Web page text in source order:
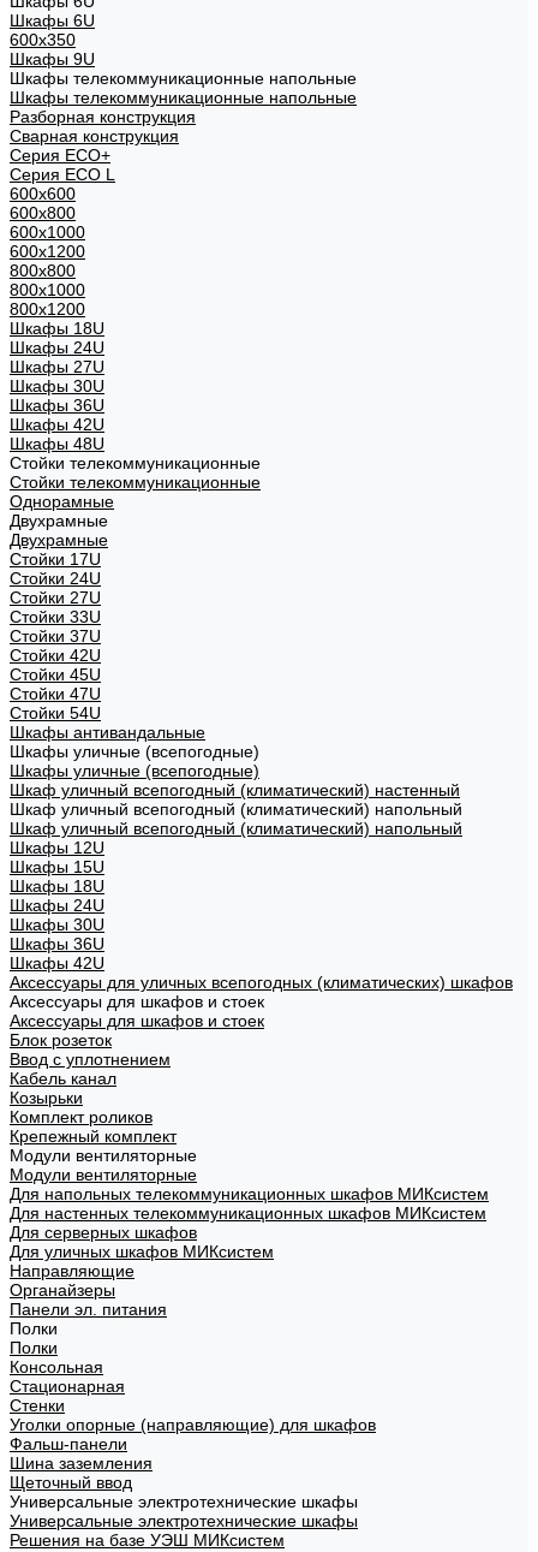
Шкафы 6U
600x350
Шкафы 9U
Шкафы телекоммуникационные напольные
Шкафы телекоммуникационные напольные
Разборная конструкция
Сварная конструкция
Серия ECO+
Серия ECO L
600x600
600x800
600х1000
600х1200
800x800
800х1000
800х1200
Шкафы 18U
Шкафы 24U
Шкафы 27U
Шкафы 30U
Шкафы 36U
Шкафы 42U
Шкафы 48U
Стойки телекоммуникационные
Стойки телекоммуникационные
Однорамные
Двухрамные
Двухрамные
Стойки 17U
Стойки 24U
Стойки 27U
Стойки 33U
Стойки 37U
Стойки 42U
Стойки 45U
Стойки 47U
Стойки 54U
Шкафы антивандальные
Шкафы уличные (всепогодные)
Шкафы уличные (всепогодные)
Шкаф уличный всепогодный (климатический) настенный
Шкаф уличный всепогодный (климатический) напольный
Шкаф уличный всепогодный (климатический) напольный
Шкафы 12U
Шкафы 15U
Шкафы 18U
Шкафы 24U
Шкафы 30U
Шкафы 36U
Шкафы 42U
Аксессуары для уличных всепогодных (климатических) шкафов
Аксессуары для шкафов и стоек
Аксессуары для шкафов и стоек
Блок розеток
Ввод с уплотнением
Кабель канал
Козырьки
Комплект роликов
Крепежный комплект
Модули вентиляторные
Модули вентиляторные
Для напольных телекоммуникационных шкафов МИКсистем
Для настенных телекоммуникационных шкафов МИКсистем
Для серверных шкафов
Для уличных шкафов МИКсистем
Направляющие
Органайзеры
Панели эл. питания
Полки
Полки
Консольная
Стационарная
Стенки
Уголки опорные (направляющие) для шкафов
Фальш-панели
Шина заземления
Щеточный ввод
Универсальные электротехнические шкафы
Универсальные электротехнические шкафы
Решения на базе УЭШ МИКсистем